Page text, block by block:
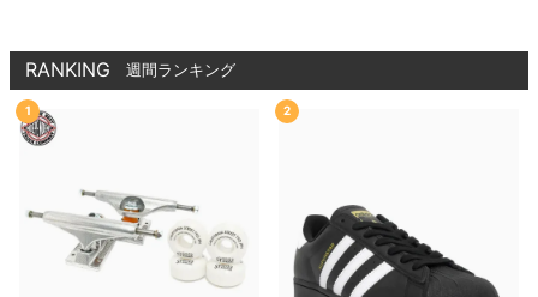
RANKING 週間ランキング
1 2